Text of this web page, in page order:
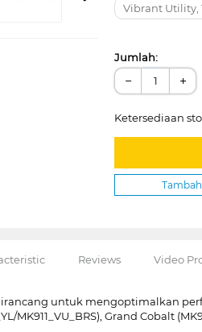
Vibrant Utility,
Jumlah:
− +
Ketersediaan
Reviews Video
untuk mengoptimalkan
MK911_VU_BRS), Grand Cobalt